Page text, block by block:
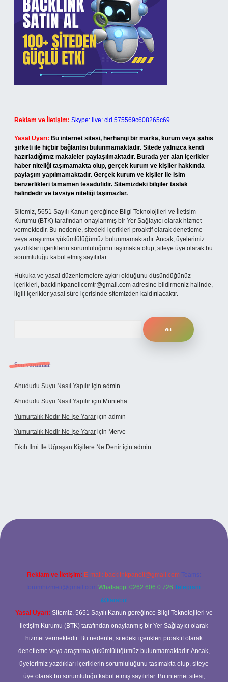
Reklam ve İletişim: Skype: live:.cid.575569c608265c69
Yasal Uyarı: Bu internet sitesi, herhangi bir marka, kurum veya şahıs
şirketi ile hiçbir bağlantısı bulunmamaktadır. Sitede yalnızca kendi
hazırladığımız makaleler paylaşılmaktadır. Burada yer alan içerikler
haber niteliği taşımamakta olup, gerçek kurum ve kişiler hakkında
paylaşım yapılmamaktadır. Gerçek kurum ve kişiler ile isim
benzerlikleri tamamen tesadüfidir. Sitemizdeki bilgiler taslak
halindedir ve tavsiye niteliği taşımazlar.
Sitemiz, 5651 Sayılı Kanun gereğince Bilgi Teknolojileri ve İletişim
Kurumu (BTK) tarafından onaylanmış bir Yer Sağlayıcı olarak hizmet
vermektedir. Bu nedenle, sitedeki içerikleri proaktif olarak denetleme
veya araştırma yükümlülüğümüz bulunmamaktadır. Ancak, üyelerimiz
yazdıkları içeriklerin sorumluluğunu taşımakta olup, siteye üye olarak bu
sorumluluğu kabul etmiş sayılırlar.
Hukuka ve yasal düzenlemelere aykırı olduğunu düşündüğünüz
içerikleri, backlinkpanelicomtr@gmail.com adresine bildirmeniz halinde,
ilgili içerikler yasal süre içerisinde sitemizden kaldırılacaktır.
Son yorumlar
Ahududu Suyu Nasıl Yapılır için admin
Ahududu Suyu Nasıl Yapılır için Münteha
Yumurtalık Nedir Ne Işe Yarar için admin
Yumurtalık Nedir Ne Işe Yarar için Merve
Fıkıh Ilmi Ile Uğraşan Kişilere Ne Denir için admin
Reklam ve İletişim: E-mail: backlinkpaneli@gmail.com Teams:
forumhizmeti@gmail.com Whatsapp: 0262 606 0 726 Telegram:
@karabul
Yasal Uyarı: Sitemiz, 5651 Sayılı Kanun gereğince Bilgi Teknolojileri ve
İletişim Kurumu (BTK) tarafından onaylanmış bir Yer Sağlayıcı olarak
hizmet vermektedir. Bu nedenle, sitedeki içerikleri proaktif olarak
denetleme veya araştırma yükümlülüğümüz bulunmamaktadır. Ancak,
üyelerimiz yazdıkları içeriklerin sorumluluğunu taşımakta olup, siteye
üye olarak bu sorumluluğu kabul etmiş sayılırlar. Bu internet sitesi,